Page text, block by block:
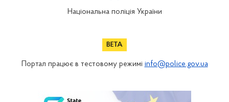
Національна поліція України
Портал працює в тестовому режимі info@police.gov.ua